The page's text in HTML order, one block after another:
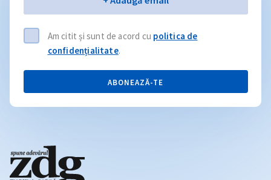
Am citit și sunt de acord cu politica de
confidențialitate.
ABONEAZĂ-TE